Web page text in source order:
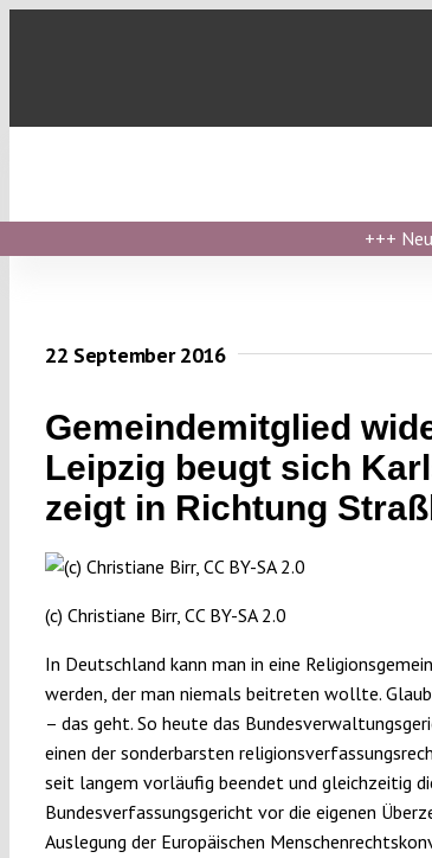
+++
22 September 2016
Gemeindemitglied
Leipzig beugt sich
zeigt in Richtung
(c) Christiane Birr, CC BY-SA 2.0
In Deutschland kann man in eine
werden, der man niemals beitreten wollte.
– das geht. So heute das
einen der sonderbarsten
seit langem vorläufig beendet und gleichzeitig
Bundesverfassungsgericht vor die eigenen
Auslegung der Europäischen